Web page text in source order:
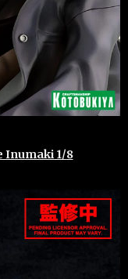
Inumaki 1/8